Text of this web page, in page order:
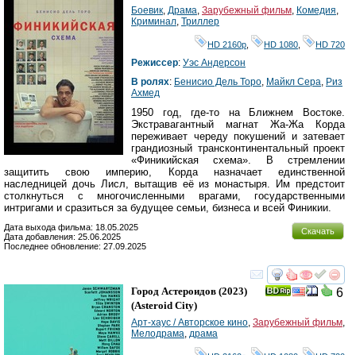
Боевик Драма Зарубежный фильм Комедия
Криминал Триллер
HD 2160р HD 1080 HD 720
Режиссер: Уэс Андерсон
В ролях: Бенисио Дель Торо Майкл Сера Риз
Ахмед
1950 год, где-то на Ближнем Востоке.
Экстравагантный магнат Жа-Жа Корда
переживает череду покушений и затевает
грандиозный трансконтинентальный проект
«Финикийская схема». В стремлении
защитить свою империю, Корда назначает единственной
наследницей дочь Лисл, вытащив её из монастыря. Им предстоит
столкнуться с многочисленными врагами, государственными
интригами и сразиться за будущее семьи, бизнеса и всей Финикии.
Скачать
Дата выхода фильма: 18.05.2025
Дата добавления: 25.06.2025
Последнее обновление: 27.09.2025
смотреть
6
Город Астероидов (2023)
(Asteroid City)
Арт-хаус / Авторское кино Зарубежный фильм
Мелодрама драма